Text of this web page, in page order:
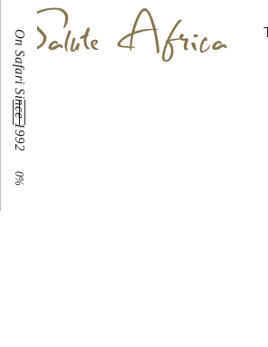
On Safari Since 1992
0
%